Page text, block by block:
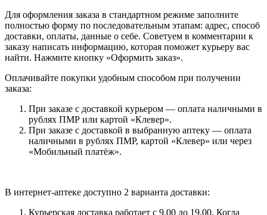
Для оформления заказа в стандартном режиме заполните
полностью форму по последовательным этапам: адрес, способ
доставки, оплаты, данные о себе. Советуем в комментарии к
заказу написать информацию, которая поможет курьеру вас
найти. Нажмите кнопку «Оформить заказ».
Оплачивайте покупки удобным способом при получении
заказа:
При заказе с доставкой курьером — оплата наличными в
рублях ПМР или картой «Клевер».
При заказе с доставкой в выбранную аптеку — оплата
наличными в рублях ПМР, картой «Клевер» или через
«Мобильный платёж».
В интернет-аптеке доступно 2 варианта доставки:
Курьерская доставка работает с 9.00 до 19.00. Когда